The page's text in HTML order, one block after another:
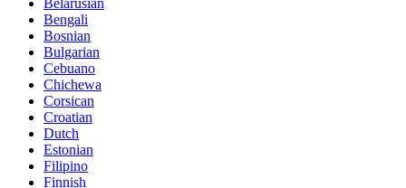
Belarusian
Bengali
Bosnian
Bulgarian
Cebuano
Chichewa
Corsican
Croatian
Dutch
Estonian
Filipino
Finnish